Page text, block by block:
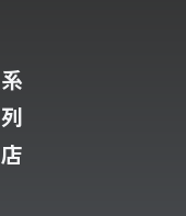
系
列
店